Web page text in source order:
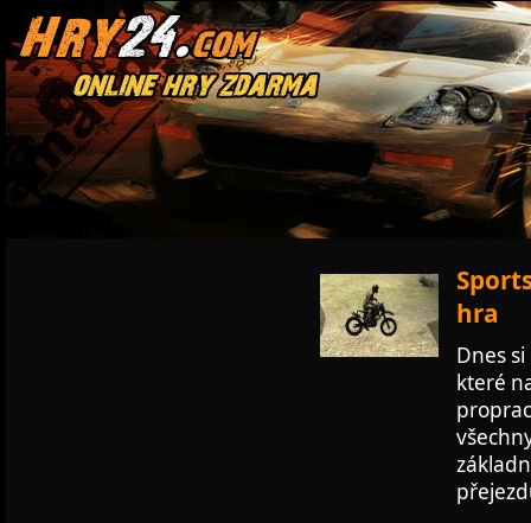
hra
Dnes
které